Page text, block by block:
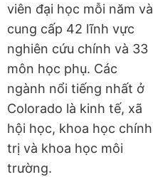
viên đại học mỗi năm và
cung cấp 42 lĩnh vực
nghiên cứu chính và 33
môn học phụ. Các
ngành nổi tiếng nhất ở
Colorado là kinh tế, xã
hội học, khoa học chính
trị và khoa học môi
trường.